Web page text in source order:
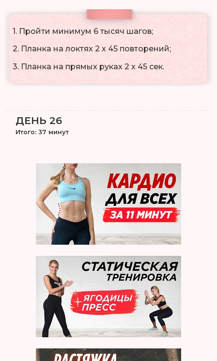
1. Пройти минимум 6 тысяч шагов;
2. Планка на локтях 2 х 45 повторений;
3. Планка на прямых руках 2 х 45 сек.
ДЕНЬ 26
Итого: 37 минут